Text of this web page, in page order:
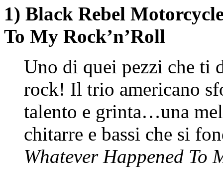
1) Black Rebel
To My Rock’n’Roll
Uno di quei pezzi che ti
rock! Il trio americano
talento e grinta…una
chitarre e bassi che si
Whatever Happened To